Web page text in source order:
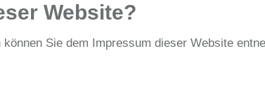
Website?
Sie dem Impressum dieser Website